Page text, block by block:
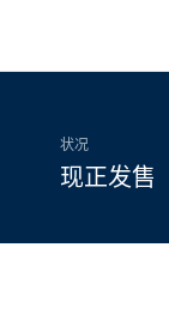
状况
现正发售